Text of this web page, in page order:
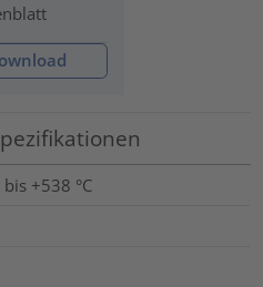
bis +538 °C